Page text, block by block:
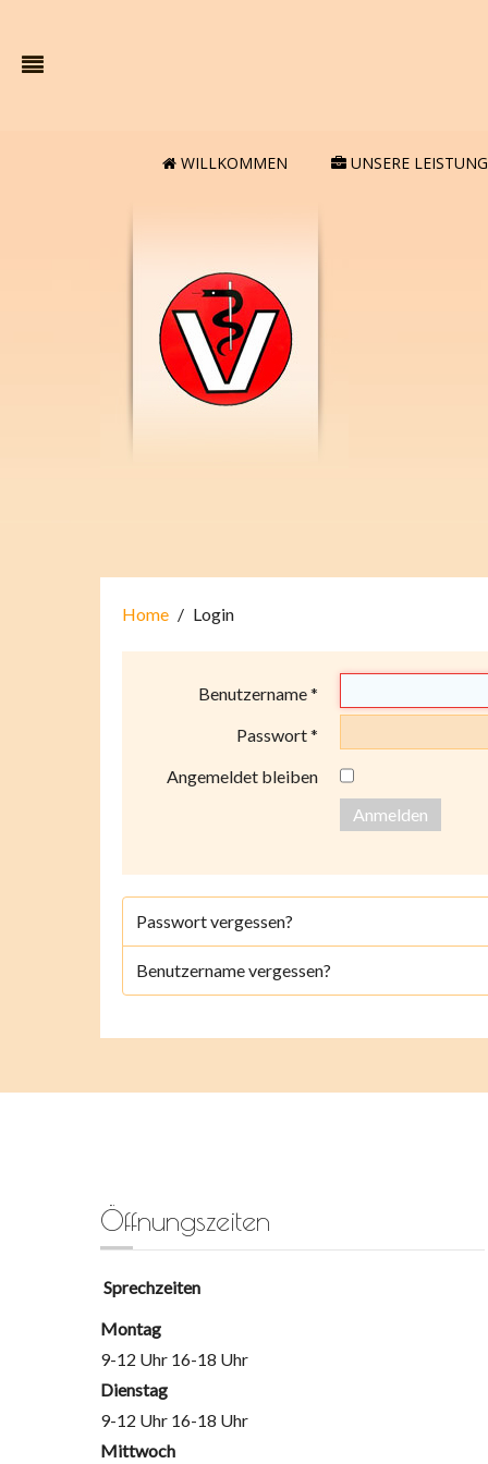
WILLKOMMEN UNSERE
Home Login
Benutzername*
Passwort*
Angemeldet bleiben
Anmelden
Passwort vergessen?
Benutzername vergessen?
Öffnungszeiten
Sprechzeiten
Montag
9-12 Uhr 16-18 Uhr
Dienstag
9-12 Uhr 16-18 Uhr
Mittwoch